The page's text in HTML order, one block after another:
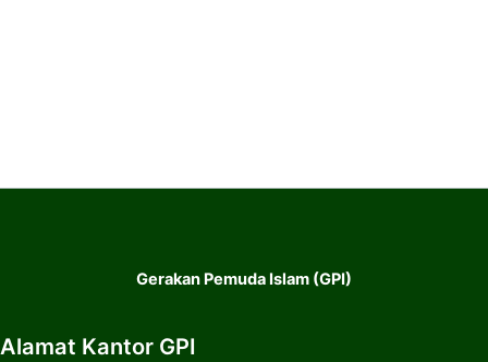
Gerakan Pemuda Islam (GPI)
Alamat Kantor GPI